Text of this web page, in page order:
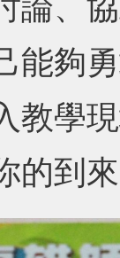
論、
能夠
教學
的到